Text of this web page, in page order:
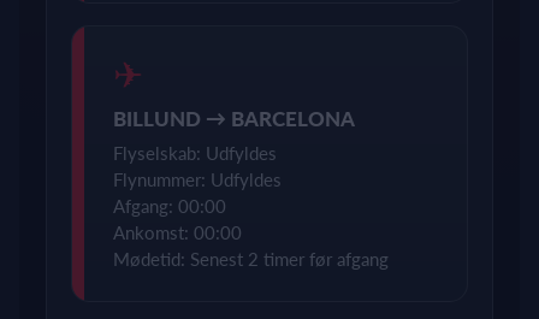
✈
BILLUND → BARCELONA
Flyselskab: Udfyldes
Flynummer: Udfyldes
Afgang: 00:00
Ankomst: 00:00
Mødetid: Senest 2 timer før afgang